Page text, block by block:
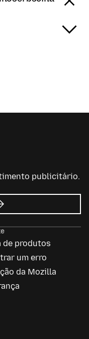
publicitário.
de produtos
um erro
da Mozilla